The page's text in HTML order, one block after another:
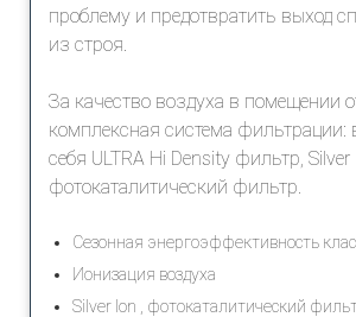
проблему и предотвратить выход
из строя.
За качество воздуха в помещении
комплексная система фильтрации:
себя ULTRA Hi Density фильтр,
фотокаталитический фильтр.
Сезонная энергоэффективность
Ионизация воздуха
Silver Ion , фотокаталитический